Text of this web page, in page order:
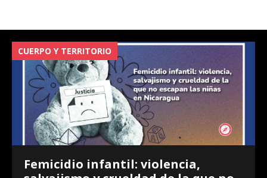
CUERPO Y TERRITORIO
Femicidio infantil: violencia,